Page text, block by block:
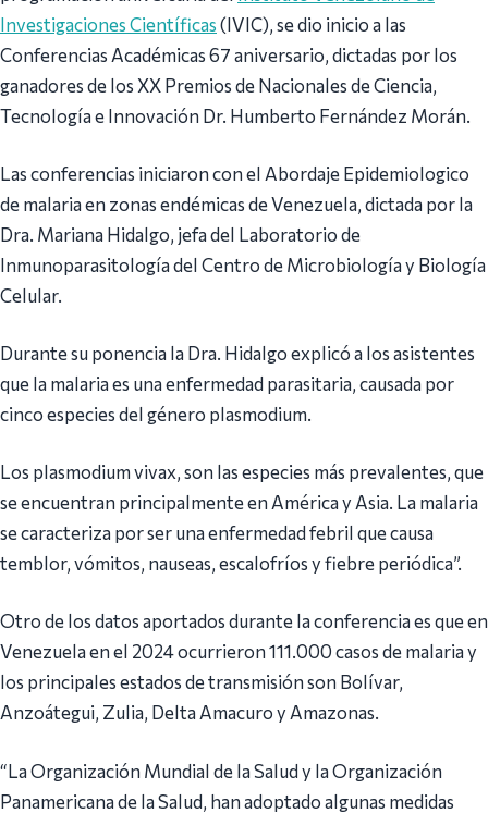
Investigaciones Científicas (IVIC), se dio inicio a las
Conferencias Académicas 67 aniversario, dictadas por los
ganadores de los XX Premios de Nacionales de Ciencia,
Tecnología e Innovación Dr. Humberto Fernández Morán.
Las conferencias iniciaron con el Abordaje Epidemiologico
de malaria en zonas endémicas de Venezuela, dictada por la
Dra. Mariana Hidalgo, jefa del Laboratorio de
Inmunoparasitología del Centro de Microbiología y Biología
Celular.
Durante su ponencia la Dra. Hidalgo explicó a los asistentes
que la malaria es una enfermedad parasitaria, causada por
cinco especies del género plasmodium.
Los plasmodium vivax, son las especies más prevalentes, que
se encuentran principalmente en América y Asia. La malaria
se caracteriza por ser una enfermedad febril que causa
temblor, vómitos, nauseas, escalofríos y fiebre periódica”.
Otro de los datos aportados durante la conferencia es que en
Venezuela en el 2024 ocurrieron 111.000 casos de malaria y
los principales estados de transmisión son Bolívar,
Anzoátegui, Zulia, Delta Amacuro y Amazonas.
“La Organización Mundial de la Salud y la Organización
Panamericana de la Salud, han adoptado algunas medidas